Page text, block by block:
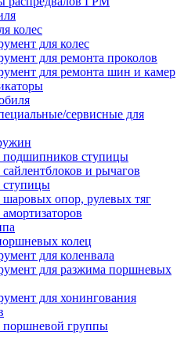
колес
для колес
для ремонта проколов
для ремонта шин и камер
сервисные для
ступицы
и рычагов
опор, рулевых тяг
колец
для коленвала
для разжима поршневых
для хонингования
группы